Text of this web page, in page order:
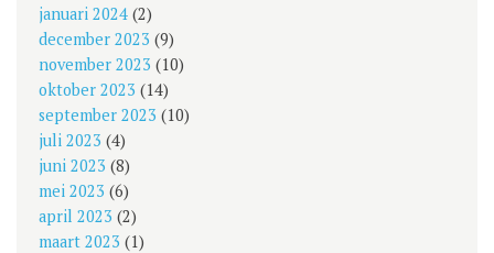
januari 2024 (2)
december 2023 (9)
november 2023 (10)
oktober 2023 (14)
september 2023 (10)
juli 2023 (4)
juni 2023 (8)
mei 2023 (6)
april 2023 (2)
maart 2023 (1)